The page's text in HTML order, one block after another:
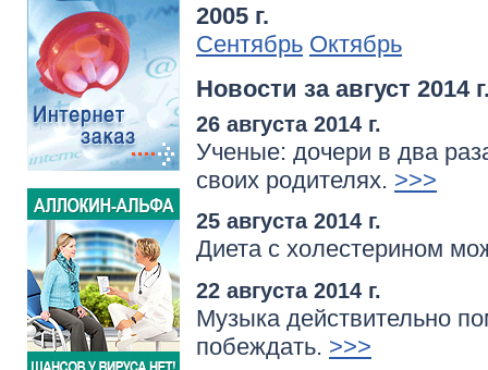
2005 г.
Сентябрь Октябрь
Новости за август 2014
26 августа 2014 г.
Ученые: дочери в два
своих родителях. >>>
25 августа 2014 г.
Диета с холестерином
22 августа 2014 г.
Музыка действительно
побеждать. >>>